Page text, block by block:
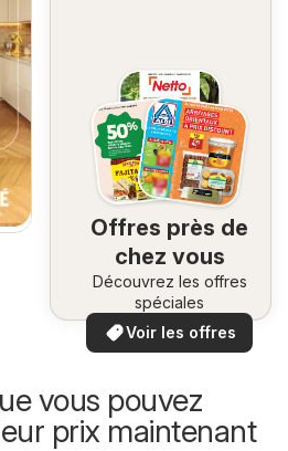
Offres près de
chez vous
Découvrez les offres
spéciales
Voir les offres
vous pouvez
prix maintenant